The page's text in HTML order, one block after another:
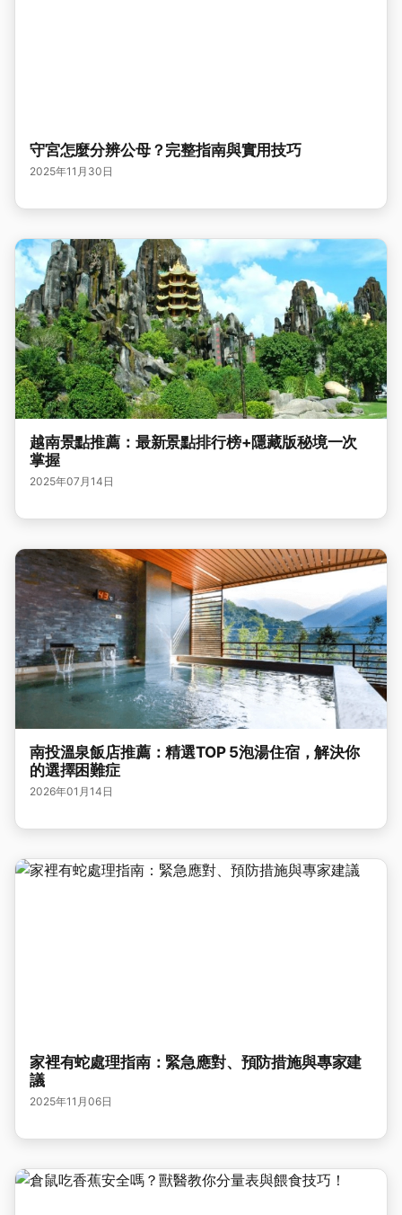
守宮怎麼分辨公母？完整指南與實用技巧
2025年11月30日
越南景點推薦：最新景點排行榜+隱藏版秘境一次
掌握
2025年07月14日
南投溫泉飯店推薦：精選TOP 5泡湯住宿，解決你
的選擇困難症
2026年01月14日
家裡有蛇處理指南：緊急應對、預防措施與專家建
議
2025年11月06日